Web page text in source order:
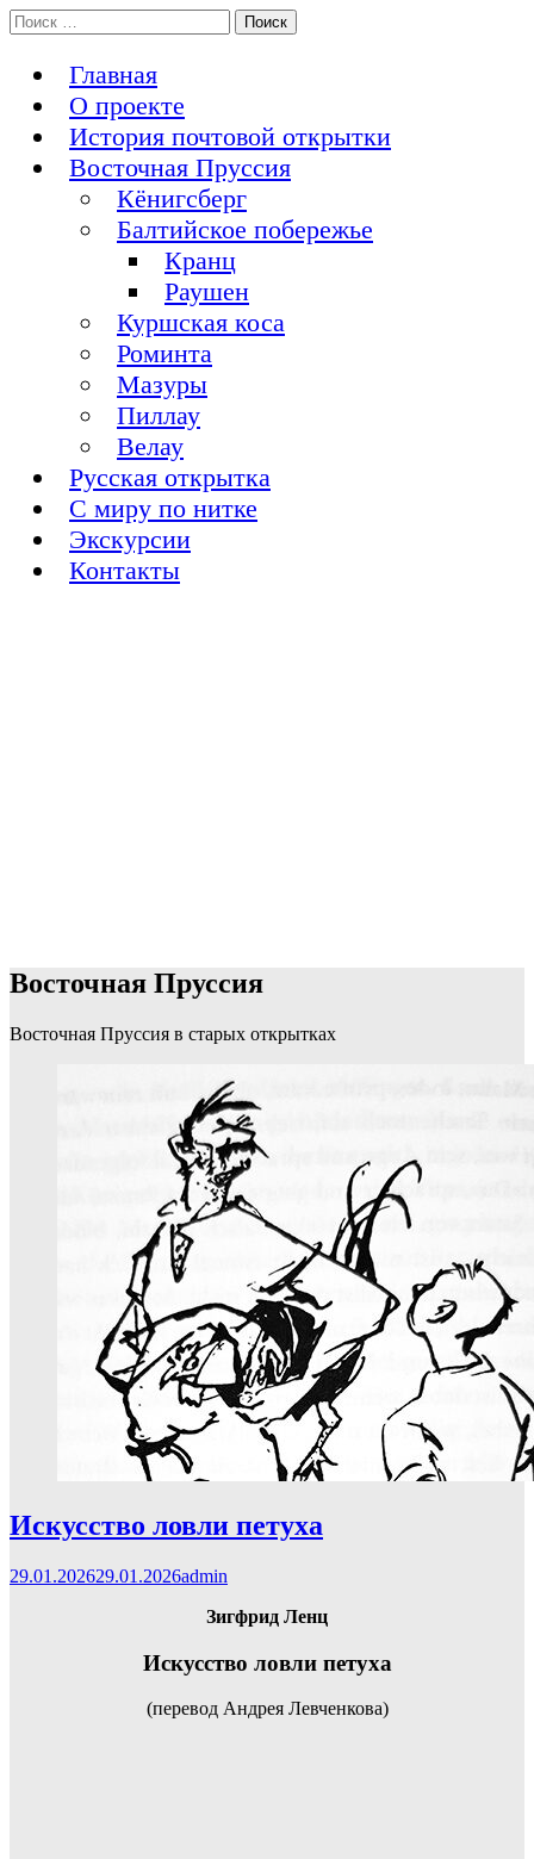
Перейти
к
История Восточной Пруссии в почтовых открытках и не
Поиск:
Главная
О проекте
История почтовой открытки
Восточная Пруссия
Кёнигсберг
Балтийское побережье
Кранц
Раушен
Куршская коса
Роминта
Мазуры
Пиллау
Велау
Русская открытка
С миру по нитке
Экскурсии
Контакты
Восточная Пруссия
Восточная Пруссия в старых открытках
Искусство ловли петуха
29.01.202629.01.2026admin
Зигфрид Ленц
Искусство ловли петуха
(перевод Андрея Левченкова)